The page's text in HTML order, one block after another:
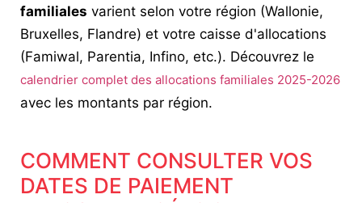
familiales varient selon votre région (Wallonie,
Bruxelles, Flandre) et votre caisse d'allocations
(Famiwal, Parentia, Infino, etc.). Découvrez le
calendrier complet des allocations familiales 2025-2026
avec les montants par région.
COMMENT CONSULTER VOS
DATES DE PAIEMENT